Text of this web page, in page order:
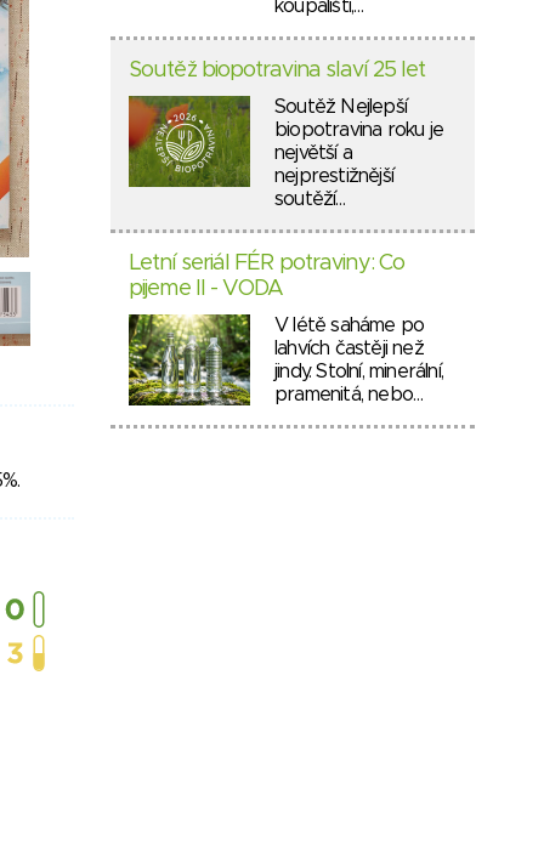
koupališti,…
Soutěž biopotravina slaví 25 let
Soutěž Nejlepší
biopotravina roku je
největší a
nejprestižnější
soutěží…
Letní seriál FÉR potraviny: Co
pijeme II - VODA
V létě saháme po
lahvích častěji než
jindy. Stolní, minerální,
pramenitá, nebo…